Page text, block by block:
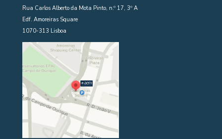
Rua Carlos Alberto da Mota Pinto, n.º 17, 3º A
Edf. Amoreiras Square
1070-313 Lisboa